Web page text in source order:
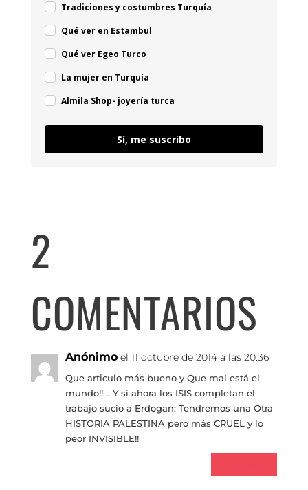
Tradiciones y costumbres Turquía
Qué ver en Estambul
Qué ver Egeo Turco
La mujer en Turquía
Almila Shop- joyería turca
Sí, me suscribo
2
COMENTARIOS
Anónimo el 11 octubre de 2014 a las 20:36
Que articulo más bueno y Que mal está el
mundo!! .. Y si ahora los ISIS completan el
trabajo sucio a Erdogan: Tendremos una Otra
HISTORIA PALESTINA pero más CRUEL y lo
peor INVISIBLE!!